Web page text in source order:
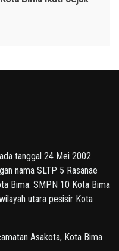
tanggal 24 Mei 2002
nama SLTP 5 Rasanae
Bima. SMPN 10 Kota Bima
utara pesisir Kota
Asakota, Kota Bima